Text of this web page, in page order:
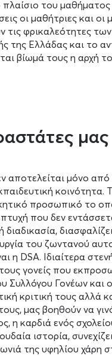
πλαίσιο του
οι μαθήτριες και οι
τις φρικαλεότητες
της Ελλάδας και το
βίωμά τους η αρχή
μας
αποτελείται μόνο από
κοινότητα.
προσωπικό το
πτυχή που δεν
του ζωντανού
η DSA. Ιδιαίτερα
γονείς που
Συλλόγου Γονέων και
κριτική τους αλλά
μας βοηθούν να
η καρδιά ενός
ιστορία,
της υφηλίου χάρη